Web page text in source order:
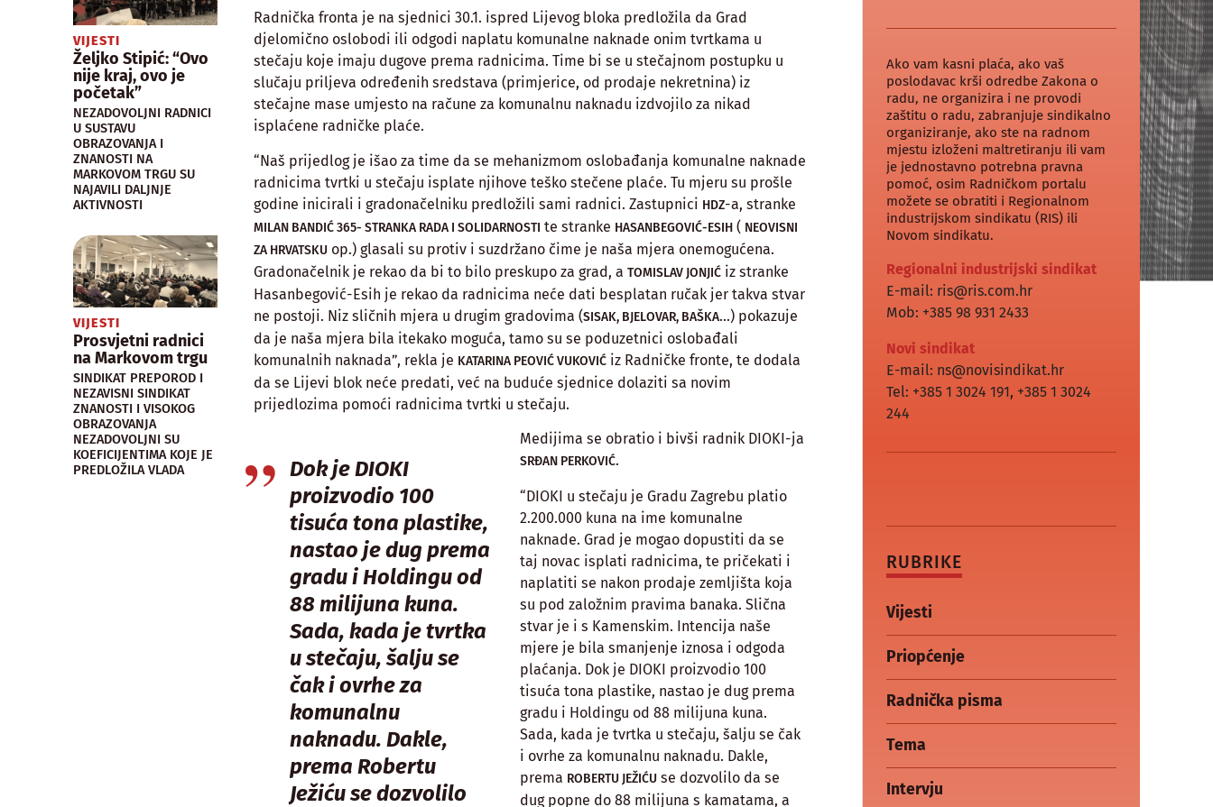
VIJESTI
Željko Stipić: “Ovo
nije kraj, ovo je
početak”
NEZADOVOLJNI RADNICI
U SUSTAVU
OBRAZOVANJA I
ZNANOSTI NA
MARKOVOM TRGU SU
NAJAVILI DALJNJE
AKTIVNOSTI
VIJESTI
Prosvjetni radnici
na Markovom trgu
SINDIKAT PREPOROD I
NEZAVISNI SINDIKAT
ZNANOSTI I VISOKOG
OBRAZOVANJA
NEZADOVOLJNI SU
KOEFICIJENTIMA KOJE JE
PREDLOŽILA VLADA
Radnička fronta je na sjednici 30.1. ispred Lijevog bloka predložila da Grad
djelomično oslobodi ili odgodi naplatu komunalne naknade onim tvrtkama u
stečaju koje imaju dugove prema radnicima. Time bi se u stečajnom postupku u
slučaju priljeva određenih sredstava (primjerice, od prodaje nekretnina) iz
stečajne mase umjesto na račune za komunalnu naknadu izdvojilo za nikad
isplaćene radničke plaće.
“Naš prijedlog je išao za time da se mehanizmom oslobađanja komunalne naknade
radnicima tvrtki u stečaju isplate njihove teško stečene plaće. Tu mjeru su prošle
godine inicirali i gradonačelniku predložili sami radnici. Zastupnici HDZ-a, stranke
MILAN BANDIĆ 365- STRANKA RADA I SOLIDARNOSTI te stranke HASANBEGOVIĆ-ESIH( NEOVISNI
ZA HRVATSKUop.) glasali su protiv i suzdržano čime je naša mjera onemogućena.
Gradonačelnik je rekao da bi to bilo preskupo za grad, a TOMISLAV JONJIĆiz stranke
Hasanbegović-Esih je rekao da radnicima neće dati besplatan ručak jer takva stvar
ne postoji. Niz sličnih mjera u drugim gradovima (SISAK, BJELOVAR, BAŠKA…) pokazuje
da je naša mjera bila itekako moguća, tamo su se poduzetnici oslobađali
komunalnih naknada”, rekla je KATARINA PEOVIĆ VUKOVIĆiz Radničke fronte, te dodala
da se Lijevi blok neće predati, već na buduće sjednice dolaziti sa novim
prijedlozima pomoći radnicima tvrtki u stečaju.
Dok je DIOKI
proizvodio 100
tisuća tona plastike,
nastao je dug prema
gradu i Holdingu od
88 milijuna kuna.
Sada, kada je tvrtka
u stečaju, šalju se
čak i ovrhe za
komunalnu
naknadu. Dakle,
prema Robertu
Ježiću se dozvolilo
Medijima se obratio i bivši radnik DIOKI-ja
SRĐAN PERKOVIĆ.
“DIOKI u stečaju je Gradu Zagrebu platio
2.200.000 kuna na ime komunalne
naknade. Grad je mogao dopustiti da se
taj novac isplati radnicima, te pričekati i
naplatiti se nakon prodaje zemljišta koja
su pod založnim pravima banaka. Slična
stvar je i s Kamenskim. Intencija naše
mjere je bila smanjenje iznosa i odgoda
plaćanja. Dok je DIOKI proizvodio 100
tisuća tona plastike, nastao je dug prema
gradu i Holdingu od 88 milijuna kuna.
Sada, kada je tvrtka u stečaju, šalju se čak
i ovrhe za komunalnu naknadu. Dakle,
prema ROBERTU JEŽIĆU se dozvolilo da se
dug popne do 88 milijuna s kamatama, a
Ako vam kasni plaća, ako vaš
poslodavac krši odredbe Zakona o
radu, ne organizira i ne provodi
zaštitu o radu, zabranjuje sindikalno
organiziranje, ako ste na radnom
mjestu izloženi maltretiranju ili vam
je jednostavno potrebna pravna
pomoć, osim Radničkom portalu
možete se obratiti i Regionalnom
industrijskom sindikatu (RIS) ili
Novom sindikatu.
Regionalni industrijski sindikat
E-mail: ris@ris.com.hr
Mob: +385 98 931 2433
Novi sindikat
E-mail: ns@novisindikat.hr
Tel: +385 1 3024 191, +385 1 3024
244
RUBRIKE
Vijesti
Priopćenje
Radnička pisma
Tema
Intervju